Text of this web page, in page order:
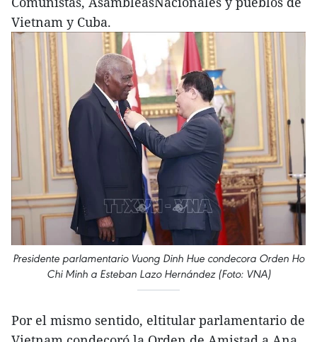
Vietnam y Cuba.
Presidente parlamentario Vuong Dinh Hue condecora Orden Ho
Chi Minh a Esteban Lazo Hernández (Foto: VNA)
Por el mismo sentido, eltitular parlamentario de